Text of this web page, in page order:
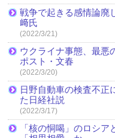
戦争で起きる感情論廃
﨑氏
(2022/3/21)
ウクライナ事態、最悪
ポスト・文春
(2022/3/20)
日野自動車の検査不正
た日経社説
(2022/3/17)
「核の恫喝」のロシ